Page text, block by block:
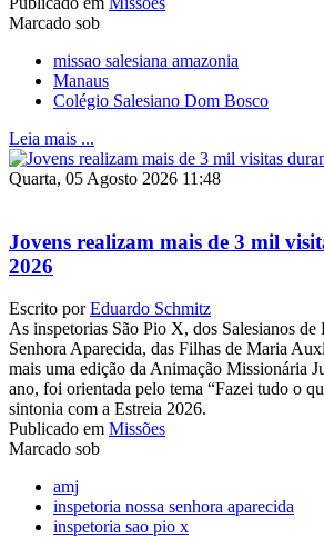
Marcado sob
missao salesiana amazonia
Manaus
Colégio Salesiano Dom Bosco
Leia mais ...
Quarta, 05 Agosto 2026 11:48
Jovens realizam mais de 3 mil
2026
Escrito porEduardo Schmitz
As inspetorias São Pio X, dos Salesianos
Senhora Aparecida, das Filhas de Maria
mais uma edição da Animação Missionária
ano, foi orientada pelo tema “Fazei tudo o
sintonia com a Estreia 2026.
Publicado em Missões
Marcado sob
amj
inspetoria nossa senhora aparecida
inspetoria sao pio x